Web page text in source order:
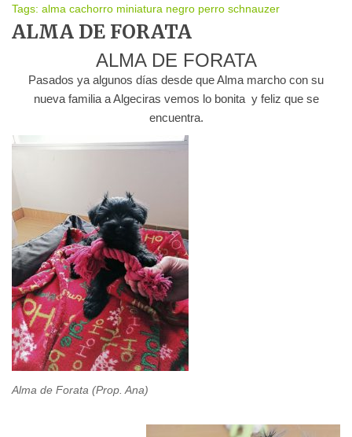
Tags: alma cachorro miniatura negro perro schnauzer
ALMA DE FORATA
ALMA DE FORATA
Pasados ya algunos días desde que Alma marcho con su
nueva familia a Algeciras vemos lo bonita y feliz que se
encuentra.
Alma de Forata (Prop. Ana)